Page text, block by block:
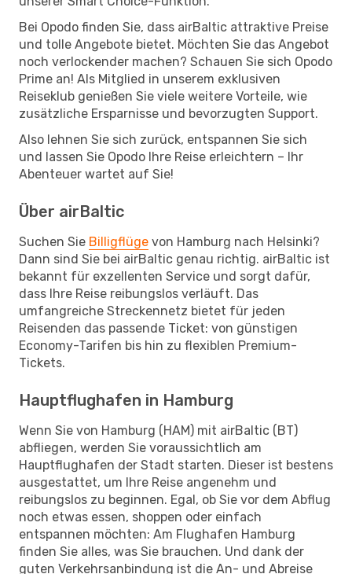
Bei Opodo finden Sie, dass airBaltic attraktive Preise
und tolle Angebote bietet. Möchten Sie das Angebot
noch verlockender machen? Schauen Sie sich Opodo
Prime an! Als Mitglied in unserem exklusiven
Reiseklub genießen Sie viele weitere Vorteile, wie
zusätzliche Ersparnisse und bevorzugten Support.
Also lehnen Sie sich zurück, entspannen Sie sich
und lassen Sie Opodo Ihre Reise erleichtern – Ihr
Abenteuer wartet auf Sie!
Über airBaltic
Suchen Sie Billigflüge von Hamburg nach Helsinki?
Dann sind Sie bei airBaltic genau richtig. airBaltic ist
bekannt für exzellenten Service und sorgt dafür,
dass Ihre Reise reibungslos verläuft. Das
umfangreiche Streckennetz bietet für jeden
Reisenden das passende Ticket: von günstigen
Economy-Tarifen bis hin zu flexiblen Premium-
Tickets.
Hauptflughafen in Hamburg
Wenn Sie von Hamburg (HAM) mit airBaltic (BT)
abfliegen, werden Sie voraussichtlich am
Hauptflughafen der Stadt starten. Dieser ist bestens
ausgestattet, um Ihre Reise angenehm und
reibungslos zu beginnen. Egal, ob Sie vor dem Abflug
noch etwas essen, shoppen oder einfach
entspannen möchten: Am Flughafen Hamburg
finden Sie alles, was Sie brauchen. Und dank der
guten Verkehrsanbindung ist die An- und Abreise